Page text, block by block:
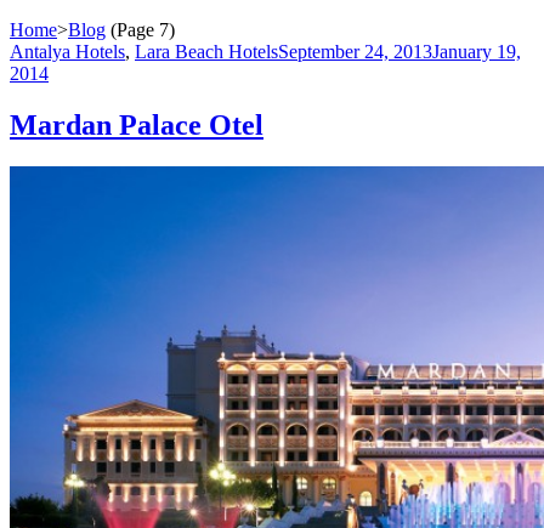
Home>Blog (Page 7)
Antalya Hotels, Lara Beach HotelsSeptember 24, 2013January 19,
2014
Mardan Palace Otel